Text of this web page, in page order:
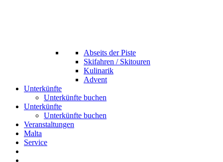
Abseits der Piste
Skifahren / Skitouren
Kulinarik
Advent
Unterkünfte
Unterkünfte buchen
Unterkünfte
Unterkünfte buchen
Veranstaltungen
Malta
Service